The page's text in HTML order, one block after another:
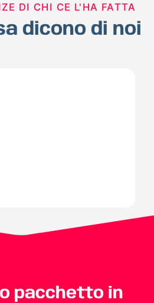
DI CHI CE L'HA FATTA
dicono di noi
pacchetto in